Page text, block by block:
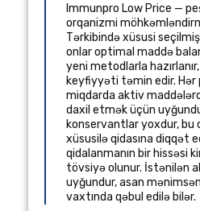
Immunpro Low Price —
orqanizmi
Tərkibində xüsusi
onlar optimal maddə
yeni metodlarla
keyfiyyəti təmin edir. Hər
miqdarda aktiv
daxil etmək üçün
konservantlar yoxdur, bu
xüsusilə qidasına diqqət
qidalanmanın bir hissəsi
tövsiyə olunur. İstənilən
uyğundur, asan
vaxtında qəbul edilə bilər.